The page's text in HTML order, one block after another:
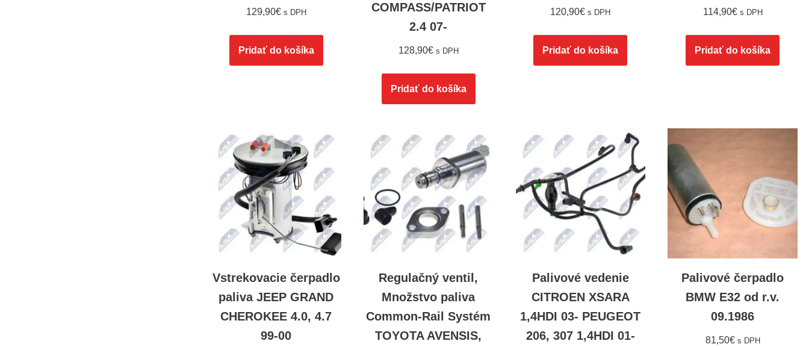
129,90€ s DPH
Pridať do košíka
COMPASS/PATRIOT
2.4 07-
128,90€ s DPH
Pridať do košíka
120,90€ s DPH
Pridať do košíka
114,90€ s DPH
Pridať do košíka
Vstrekovacie čerpadlo
paliva JEEP GRAND
CHEROKEE 4.0, 4.7
99-00
Regulačný ventil,
Množstvo paliva
Common-Rail Systém
TOYOTA AVENSIS,
Palivové vedenie
CITROEN XSARA
1,4HDI 03- PEUGEOT
206, 307 1,4HDI 01-
Palivové čerpadlo
BMW E32 od r.v.
09.1986
81,50€ s DPH